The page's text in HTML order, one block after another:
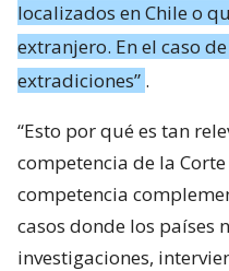
localizados en Chile o
extranjero. En el caso
extradiciones” .
“Esto por qué es tan
competencia de la
competencia
casos donde los países
investigaciones,